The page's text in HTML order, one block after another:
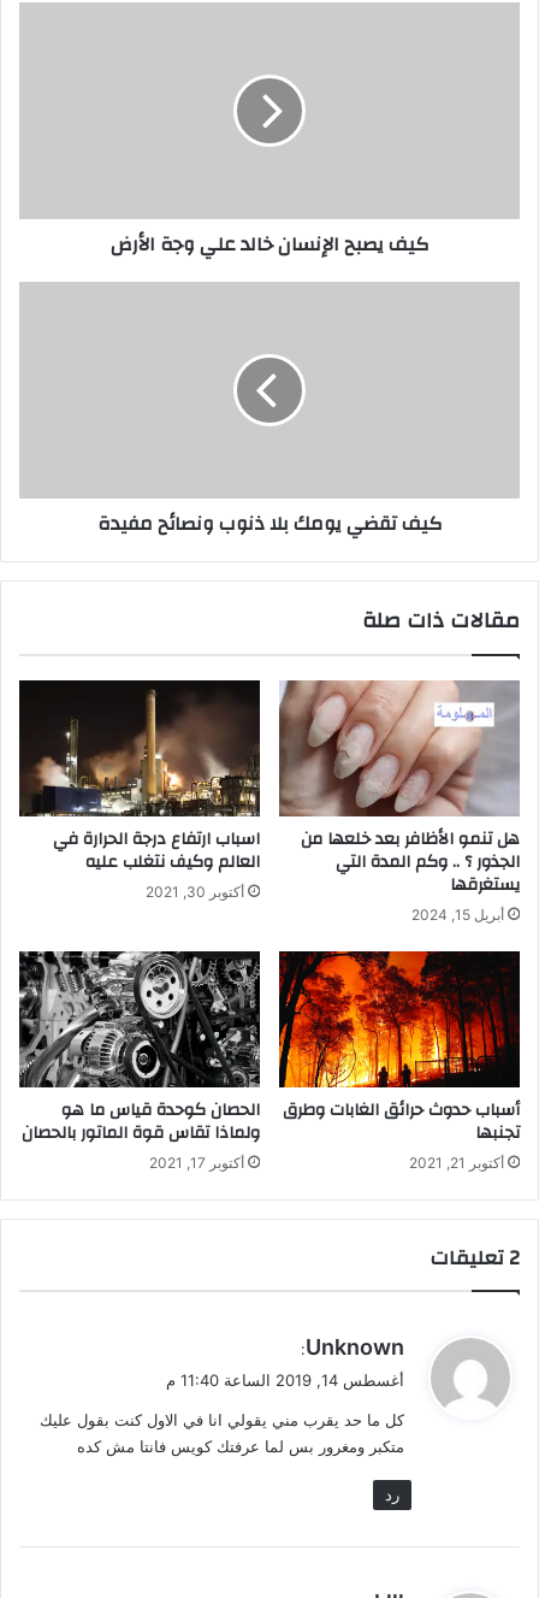
كيف يصبح الإنسان خالد علي وجة الأرض
كيف تقضي يومك بلا ذنوب ونصائح مفيدة
مقالات ذات صلة
هل تنمو الأظافر بعد خلعها من
الجذور ؟ .. وكم المدة التي
يستغرقها
أبريل 15, 2024
اسباب ارتفاع درجة الحرارة في
العالم وكيف نتغلب عليه
أكتوبر 30, 2021
أسباب حدوث حرائق الغابات وطرق
تجنبها
أكتوبر 21, 2021
الحصان كوحدة قياس ما هو
ولماذا تقاس قوة الماتور بالحصان
أكتوبر 17, 2021
‫2 تعليقات
ي
ق
ل
Unknown
:
أغسطس 14, 2019 الساعة 11:40 م
كل ما حد يقرب مني يقولي انا في الاول كنت بقول عليك
متكبر ومغرور بس لما عرفتك كويس فانتا مش كده
رد